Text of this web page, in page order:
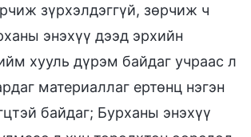
зүрхэлдэггүй, зөрчиж ч
энэхүү дээд эрхийн
хууль дүрэм байдаг учраас л
материаллаг ертөнц нэгэн
байдаг; Бурханы энэхүү